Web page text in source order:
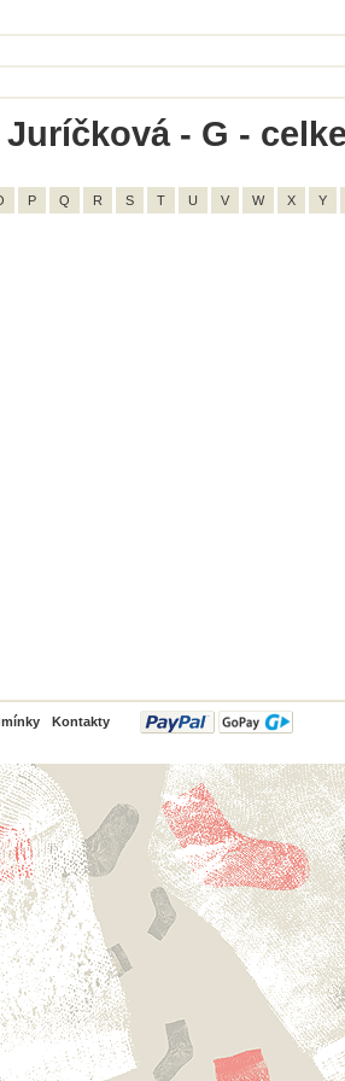
- G -
P Q R S T U V W X Y
Kontakty